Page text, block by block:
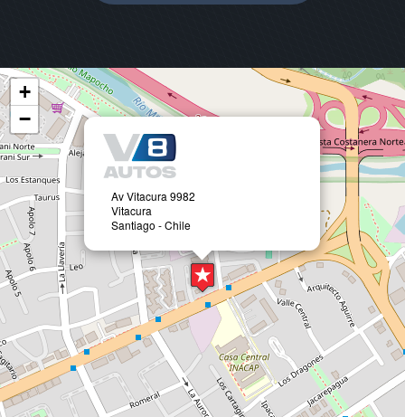
Av Vitacura 9982
Vitacura
Santiago - Chile
+
−